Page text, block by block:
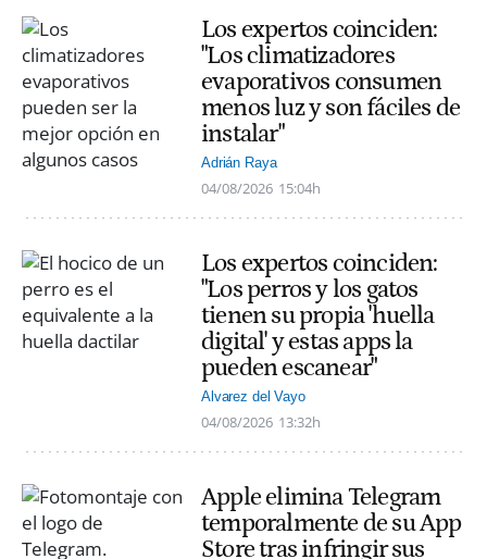
Los expertos coinciden:
"Los climatizadores
evaporativos consumen
menos luz y son fáciles de
instalar"
Adrián Raya
04/08/2026 15:04h
Los expertos coinciden:
"Los perros y los gatos
tienen su propia 'huella
digital' y estas apps la
pueden escanear"
Alvarez del Vayo
04/08/2026 13:32h
Apple elimina Telegram
temporalmente de su App
Store tras infringir sus